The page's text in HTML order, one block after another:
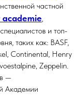
частной
и топ-
таких как: BASF,
Continental, Henry
Zeppelin.
—
Академии